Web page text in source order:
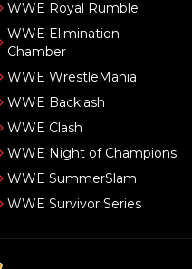
WWE Royal Rumble
WWE Elimination
Chamber
WWE WrestleMania
WWE Backlash
WWE Clash
WWE Night of Champions
WWE SummerSlam
WWE Survivor Series